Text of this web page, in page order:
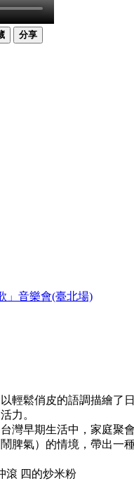
分享
」音樂會(臺北場)
輕鬆俏皮的語調描繪了
力。
灣早期生活中，家庭聚
脾氣）的情境，帶出一
滾 四的炒米粉